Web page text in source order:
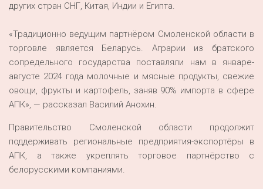
других стран СНГ, Китая, Индии и Египта.
«Традиционно ведущим партнёром Смоленской области в
торговле является Беларусь. Аграрии из братского
сопредельного государства поставляли нам в январе-
августе 2024 года молочные и мясные продукты, свежие
овощи, фрукты и картофель, заняв 90% импорта в сфере
АПК», — рассказал Василий Анохин.
Правительство Смоленской области продолжит
поддерживать региональные предприятия-экспортёры в
АПК, а также укреплять торговое партнёрство с
белорусскими компаниями.